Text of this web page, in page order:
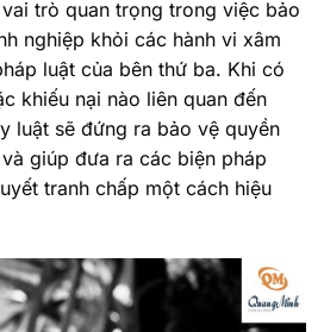
trò quan trọng trong việc bảo
nghiệp khỏi các hành vi xâm
luật của bên thứ ba. Khi có
khiếu nại nào liên quan đến
luật sẽ đứng ra bảo vệ quyền
giúp đưa ra các biện pháp
tranh chấp một cách hiệu